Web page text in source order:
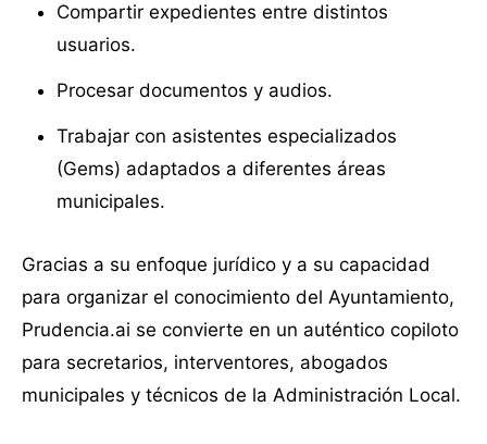
Compartir expedientes entre distintos
usuarios.
Procesar documentos y audios.
Trabajar con asistentes especializados
(Gems) adaptados a diferentes áreas
municipales.
Gracias a su enfoque jurídico y a su capacidad
para organizar el conocimiento del Ayuntamiento,
Prudencia.ai se convierte en un auténtico copiloto
para secretarios, interventores, abogados
municipales y técnicos de la Administración Local.